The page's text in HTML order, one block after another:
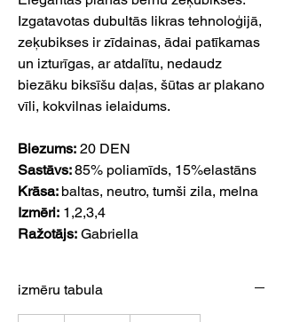
Izgatavotas dubultās likras tehnoloģijā,
zeķubikses ir zīdainas, ādai patīkamas
un izturīgas, ar atdalītu, nedaudz
biezāku biksīšu daļas, šūtas ar plakano
vīli, kokvilnas ielaidums.
Biezums: 20 DEN
Sastāvs:85% poliamīds, 15%elastāns
Krāsa: baltas, neutro, tumši zila, melna
Izmēri: 1,2,3,4
Ražotājs: Gabriella
izmēru tabula